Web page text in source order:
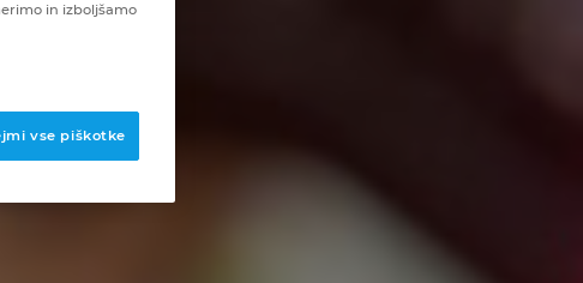
in izboljšamo
vse piškotke